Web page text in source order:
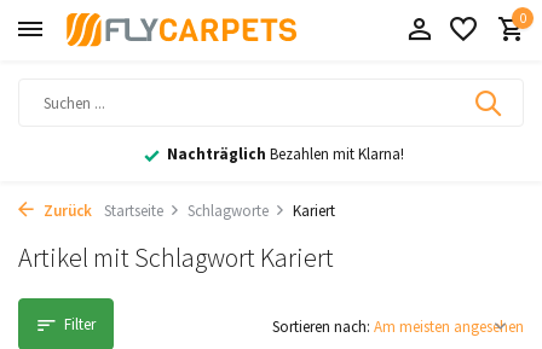
0
Nachträglich Bezahlen mit Klarna!
Zurück Startseite Schlagworte Kariert
Artikel mit Schlagwort Kariert
Filter Sortieren nach: